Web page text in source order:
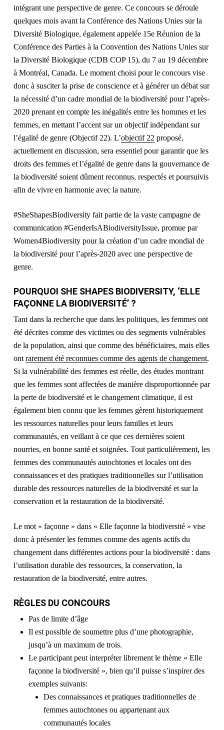
intégrant une perspective de genre. Ce concours se déroule
quelques mois avant la Conférence des Nations Unies sur la
Diversité Biologique, également appelée 15e Réunion de la
Conférence des Parties à la Convention des Nations Unies sur
la Diversité Biologique (CDB COP 15), du 7 au 19 décembre
à Montréal, Canada. Le moment choisi pour le concours vise
donc à susciter la prise de conscience et à générer un débat sur
la nécessité d’un cadre mondial de la biodiversité pour l’après-
2020 prenant en compte les inégalités entre les hommes et les
femmes, en mettant l’accent sur un objectif indépendant sur
l’égalité de genre (Objectif 22). L’objectif 22 proposé,
actuellement en discussion, sera essentiel pour garantir que les
droits des femmes et l’égalité de genre dans la gouvernance de
la biodiversité soient dûment reconnus, respectés et poursuivis
afin de vivre en harmonie avec la nature.
#SheShapesBiodiversity fait partie de la vaste campagne de
communication #GenderIsABiodiversityIssue, promue par
Women4Biodiversity pour la création d’un cadre mondial de
la biodiversité pour l’après-2020 avec une perspective de
genre.
POURQUOI SHE SHAPES BIODIVERSITY, ‘ELLE
FAÇONNE LA BIODIVERSITÉ’ ?
Tant dans la recherche que dans les politiques, les femmes ont
été décrites comme des victimes ou des segments vulnérables
de la population, ainsi que comme des bénéficiaires, mais elles
ont rarement été reconnues comme des agents de changement.
Si la vulnérabilité des femmes est réelle, des études montrant
que les femmes sont affectées de manière disproportionnée par
la perte de biodiversité et le changement climatique, il est
également bien connu que les femmes gèrent historiquement
les ressources naturelles pour leurs familles et leurs
communautés, en veillant à ce que ces dernières soient
nourries, en bonne santé et soignées. Tout particulièrement, les
femmes des communautés autochtones et locales ont des
connaissances et des pratiques traditionnelles sur l’utilisation
durable des ressources naturelles de la biodiversité et sur la
conservation et la restauration de la biodiversité.
Le mot « façonne » dans « Elle façonne la biodiversité » vise
donc à présenter les femmes comme des agents actifs du
changement dans différentes actions pour la biodiversité : dans
l’utilisation durable des ressources, la conservation, la
restauration de la biodiversité, entre autres.
RÈGLES DU CONCOURS
Pas de limite d’âge
Il est possible de soumettre plus d’une photographie,
jusqu’à un maximum de trois.
Le participant peut interpréter librement le thème « Elle
façonne la biodiversité », bien qu’il puisse s’inspirer des
exemples suivants:
Des connaissances et pratiques traditionnelles de
femmes autochtones ou appartenant aux
communautés locales